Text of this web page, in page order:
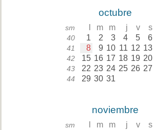
octubre
sm m m j v s
40 1 2 3 4 5 6
41 8 9 10 11 12 13
42 15 16 17 18 19 20
43 22 23 24 25 26 27
44 29 30 31
noviembre
sm m m j v s